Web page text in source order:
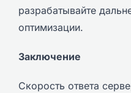
разрабатывайте
оптимизации.
Заключение
Скорость ответа